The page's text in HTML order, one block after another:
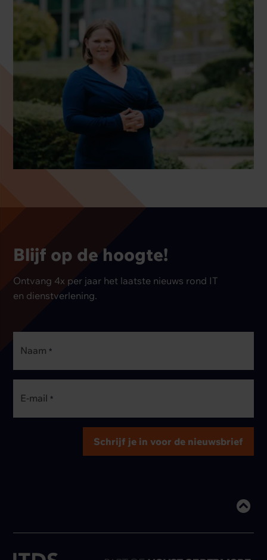
Blijf op de hoogte!
Ontvang 4x per jaar het laatste nieuws rond IT
en dienstverlening.
Naam *
E-mail *
Schrijf je in voor de nieuwsbrief Terug naar boven